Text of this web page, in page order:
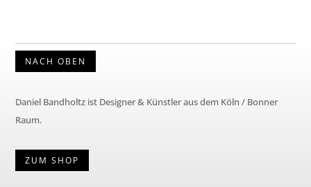
NACH OBEN
Daniel Bandholtz ist Designer & Künstler aus dem Köln / Bonner
Raum.
ZUM SHOP